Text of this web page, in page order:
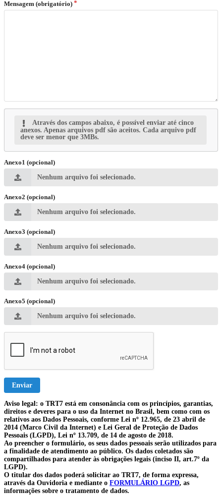
Mensagem (obrigatório)
Através dos campos abaixo, é possível enviar até cinco
anexos. Apenas arquivos pdf são aceitos. Cada arquivo pdf
deve ser menor que 3MBs.
Anexo1 (opcional)
Nenhum arquivo foi selecionado.
Anexo2 (opcional)
Nenhum arquivo foi selecionado.
Anexo3 (opcional)
Nenhum arquivo foi selecionado.
Anexo4 (opcional)
Nenhum arquivo foi selecionado.
Anexo5 (opcional)
Nenhum arquivo foi selecionado.
Enviar
Aviso legal: o TRT7 está em consonância com os princípios, garantias,
direitos e deveres para o uso da Internet no Brasil, bem como com os
relativos aos Dados Pessoais, conforme Lei nº 12.965, de 23 abril de
2014 (Marco Civil da Internet) e Lei Geral de Proteção de Dados
Pessoais (LGPD), Lei nº 13.709, de 14 de agosto de 2018.
Ao preencher o formulário, os seus dados pessoais serão utilizados para
a finalidade de atendimento ao público. Os dados coletados são
compartilhados para atender às obrigações legais (inciso II, art.7º da
LGPD).
O titular dos dados poderá solicitar ao TRT7, de forma expressa,
através da Ouvidoria e mediante o FORMULÁRIO LGPD, as
informações sobre o tratamento de dados.